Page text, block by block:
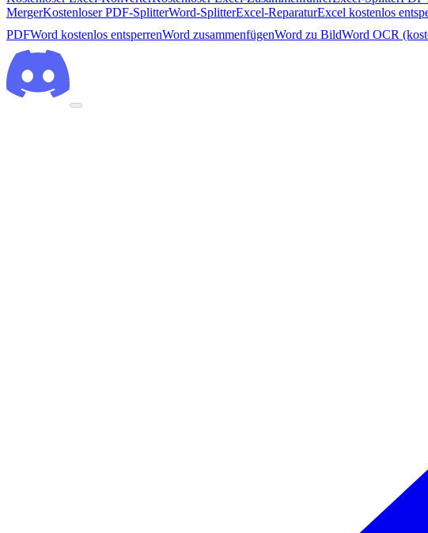
MergerKostenloser PDF-SplitterWord-SplitterExcel-ReparaturExcel kostenlos
PDFWord kostenlos entsperrenWord zusammenfügenWord zu BildWord OCR